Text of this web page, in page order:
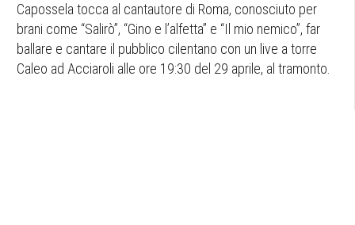
Capossela tocca al cantautore di Roma, conosciuto per
brani come “Salirò”, “Gino e l’alfetta” e “Il mio nemico”, far
ballare e cantare il pubblico cilentano con un live a torre
Caleo ad Acciaroli alle ore 19:30 del 29 aprile, al tramonto.